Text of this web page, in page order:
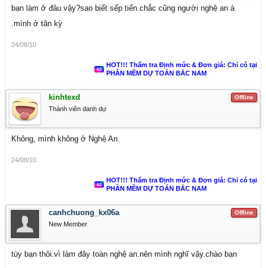
bạn làm ở đâu vậy?sao biết sếp tiến.chắc cũng người nghệ an à
.mình ở tân kỳ
24/08/10
HOT!!! Thẩm tra Định mức & Đơn giá: Chỉ có tại
PHẦN MỀM DỰ TOÁN BẮC NAM
Offline
kinhtexd
Thành viên danh dự
Không, mình không ở Nghệ An.
24/08/10
HOT!!! Thẩm tra Định mức & Đơn giá: Chỉ có tại
PHẦN MỀM DỰ TOÁN BẮC NAM
Offline
canhchuong_kx06a
New Member
tùy bạn thôi.vì làm đây toàn nghệ an.nên mình nghĩ vậy.chào bạn